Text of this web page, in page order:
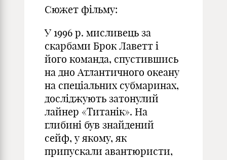
Сюжет фільму:
У 1996 р. мисливець за
скарбами Брок Лаветт і
його команда, спустившись
на дно Атлантичного океану
на спеціальних субмаринах,
досліджують затонулий
лайнер «Титанік». На
глибині був знайдений
сейф, у якому, як
припускали авантюристи,